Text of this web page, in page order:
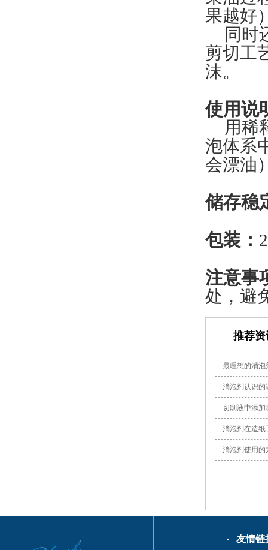
果越好
同时
剪切工
沫。
使用说
用稀
泡体系
会漂油
储存稳
包装 ：
注意事
处，避
推荐资
最理想的消泡
消泡剂认识的
切削液中添加
消泡剂在造纸
消泡剂使用的
友情链